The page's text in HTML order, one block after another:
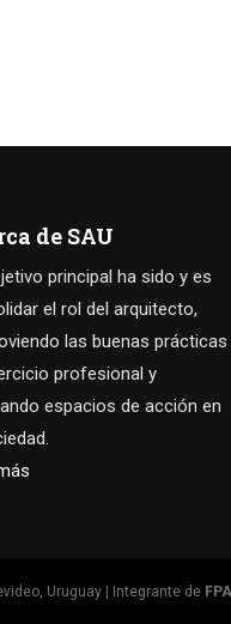
de SAU
principal ha sido y es
el rol del arquitecto,
las buenas prácticas
profesional y
espacios de acción en
Uruguay | Integrante de